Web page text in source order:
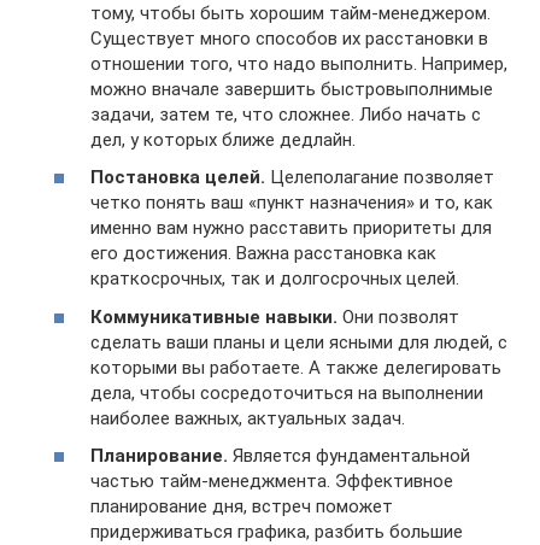
тому, чтобы быть хорошим тайм-менеджером.
Существует много способов их расстановки в
отношении того, что надо выполнить. Например,
можно вначале завершить быстровыполнимые
задачи, затем те, что сложнее. Либо начать с
дел, у которых ближе дедлайн.
Постановка целей. Целеполагание позволяет
четко понять ваш «пункт назначения» и то, как
именно вам нужно расставить приоритеты для
его достижения. Важна расстановка как
краткосрочных, так и долгосрочных целей.
Коммуникативные навыки. Они позволят
сделать ваши планы и цели ясными для людей, с
которыми вы работаете. А также делегировать
дела, чтобы сосредоточиться на выполнении
наиболее важных, актуальных задач.
Планирование. Является фундаментальной
частью тайм-менеджмента. Эффективное
планирование дня, встреч поможет
придерживаться графика, разбить большие